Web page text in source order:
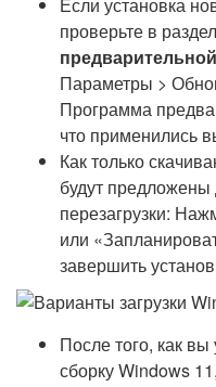
проверьте в
Параметры >
Программа
что применились
Как только
будут
перезагрузки:
или
завершить
После того, как
сборку Windows